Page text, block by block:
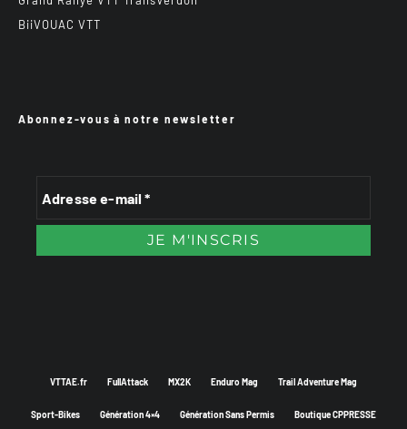
BiiVOUAC VTT
Abonnez-vous à notre newsletter
VTTAE.fr FullAttack MX2K Enduro Mag Trail Adventure Mag
Sport-Bikes Génération 4×4 Génération Sans Permis Boutique CPPRESSE